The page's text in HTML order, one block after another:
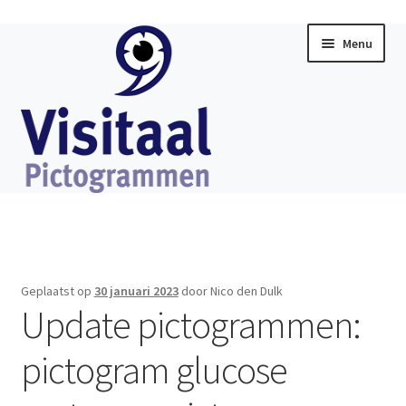
inhoud
Menu
Software
Producten
Geplaatst op 30 januari 2023 door Nico den Dulk
Update pictogrammen:
pictogram glucose